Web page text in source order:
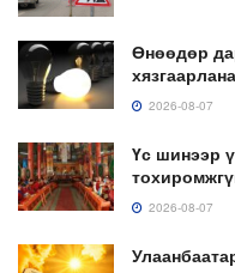
Өнөөдөр
хязгаарлана
2026-08-07
Үс шинээр
2026-08-07